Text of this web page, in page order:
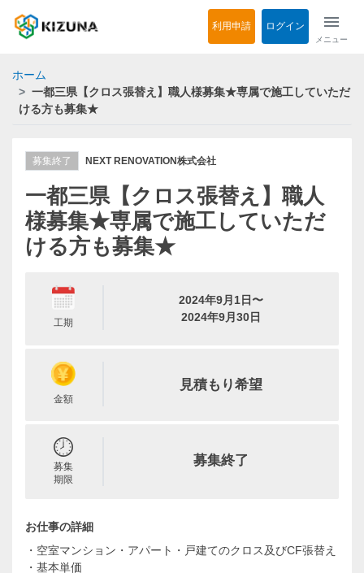
利用申請 ログイン menu
メニュー
ホーム
一都三県【クロス張替え】職人様募集★専属で施工していただ
ける方も募集★
募集終了 NEXT RENOVATION株式会社
一都三県【クロス張替え】職人
様募集★専属で施工していただ
ける方も募集★
工期
2024年9月1日〜
2024年9月30日
金額
見積もり希望
募集
期限
募集終了
お仕事の詳細
・空室マンション・アパート・戸建てのクロス及びCF張替え
・基本単価